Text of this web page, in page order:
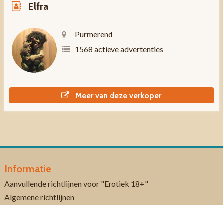
Elfra
Purmerend
1568 actieve advertenties
Meer van deze verkoper
Informatie
Aanvullende richtlijnen voor "Erotiek 18+"
Algemene richtlijnen